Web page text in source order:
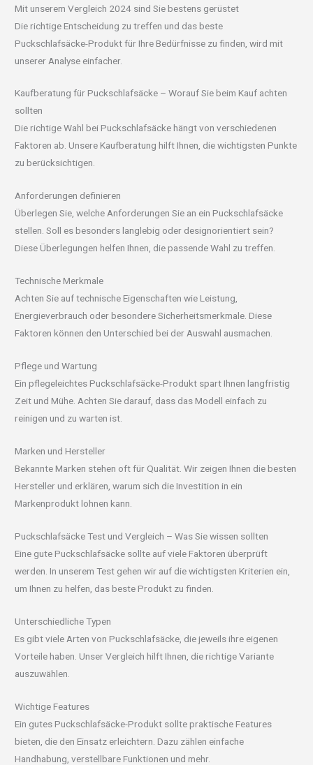
Mit unserem Vergleich 2024 sind Sie bestens gerüstet
Die richtige Entscheidung zu treffen und das beste
Puckschlafsäcke-Produkt für Ihre Bedürfnisse zu finden, wird mit
unserer Analyse einfacher.
Kaufberatung für Puckschlafsäcke – Worauf Sie beim Kauf achten
sollten
Die richtige Wahl bei Puckschlafsäcke hängt von verschiedenen
Faktoren ab. Unsere Kaufberatung hilft Ihnen, die wichtigsten Punkte
zu berücksichtigen.
Anforderungen definieren
Überlegen Sie, welche Anforderungen Sie an ein Puckschlafsäcke
stellen. Soll es besonders langlebig oder designorientiert sein?
Diese Überlegungen helfen Ihnen, die passende Wahl zu treffen.
Technische Merkmale
Achten Sie auf technische Eigenschaften wie Leistung,
Energieverbrauch oder besondere Sicherheitsmerkmale. Diese
Faktoren können den Unterschied bei der Auswahl ausmachen.
Pflege und Wartung
Ein pflegeleichtes Puckschlafsäcke-Produkt spart Ihnen langfristig
Zeit und Mühe. Achten Sie darauf, dass das Modell einfach zu
reinigen und zu warten ist.
Marken und Hersteller
Bekannte Marken stehen oft für Qualität. Wir zeigen Ihnen die besten
Hersteller und erklären, warum sich die Investition in ein
Markenprodukt lohnen kann.
Puckschlafsäcke Test und Vergleich – Was Sie wissen sollten
Eine gute Puckschlafsäcke sollte auf viele Faktoren überprüft
werden. In unserem Test gehen wir auf die wichtigsten Kriterien ein,
um Ihnen zu helfen, das beste Produkt zu finden.
Unterschiedliche Typen
Es gibt viele Arten von Puckschlafsäcke, die jeweils ihre eigenen
Vorteile haben. Unser Vergleich hilft Ihnen, die richtige Variante
auszuwählen.
Wichtige Features
Ein gutes Puckschlafsäcke-Produkt sollte praktische Features
bieten, die den Einsatz erleichtern. Dazu zählen einfache
Handhabung, verstellbare Funktionen und mehr.